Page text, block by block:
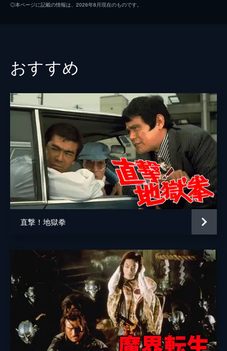
小池朝雄
渡辺文雄
鈴木則文
脚本 石川孝人
神波史男
大津一郎
◎本ページに記載の情報は、2026年8月現在のものです。
おすすめ
直撃！地獄拳